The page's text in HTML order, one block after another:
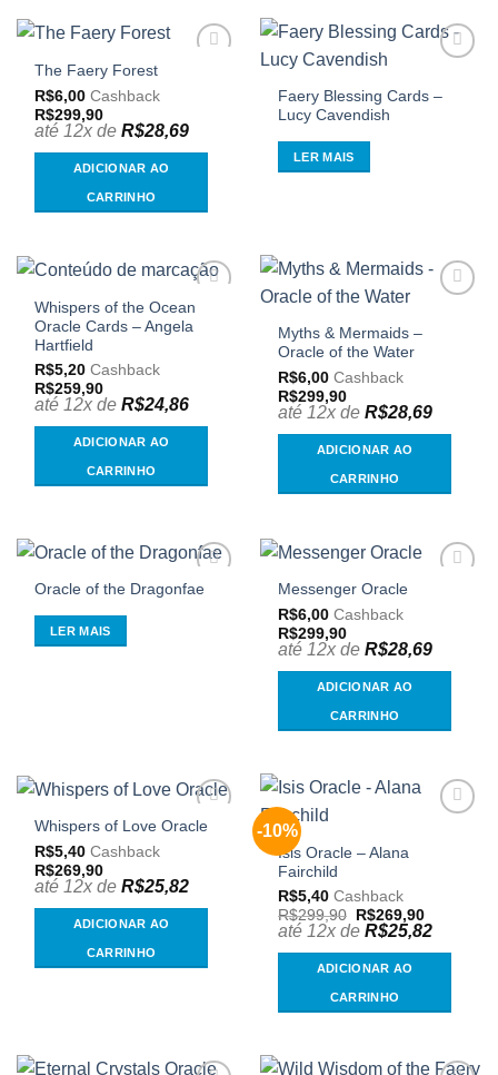
desejos
The Faery Forest
R$6,00 Cashback
R$299,90
até 12x deR$28,69
ADICIONAR AO
CARRINHO
meus
Faery Blessing Cards –
Lucy Cavendish
LER MAIS
Adicionar
aos
Whispers of the Ocean
Oracle Cards – Angela
Hartfield
R$5,20 Cashback
R$259,90
até 12x deR$24,86
ADICIONAR AO
CARRINHO
Myths & Mermaids –
Oracle of the Water
R$6,00 Cashback
R$299,90
até 12x deR$28,69
ADICIONAR AO
CARRINHO
Adicionar
Oracle of the Dragonfae
LER MAIS
desejos
Messenger Oracle
R$6,00 Cashback
R$299,90
até 12x deR$28,69
ADICIONAR AO
CARRINHO
Adicionar
desejos
Whispers of Love Oracle
R$5,40 Cashback
R$269,90
até 12x deR$25,82
ADICIONAR AO
CARRINHO
-10%
Isis Oracle – Alana
Fairchild
R$5,40 Cashback
R$299,90 O
preço
original
era:
R$299,90.
R$269,90O
preço
é:
até 12x deR$25,82
ADICIONAR AO
CARRINHO